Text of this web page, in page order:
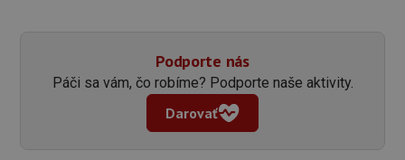
Podporte nás
Páči sa vám, čo robíme? Podporte naše aktivity.
Darovať